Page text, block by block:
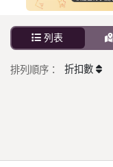
列表
排列順序： 折扣數